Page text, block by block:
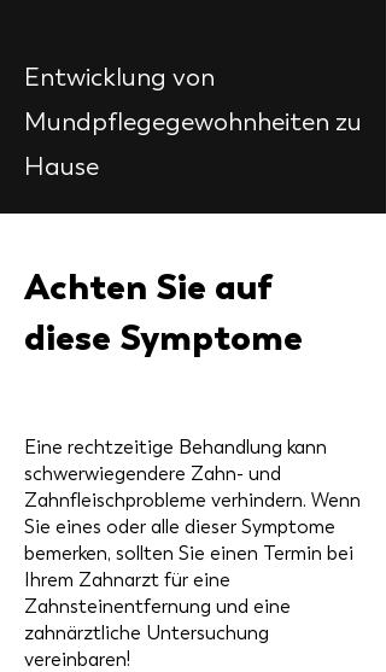
Entwicklung von
Mundpflegegewohnheiten zu
Hause
Achten Sie auf
diese Symptome
Eine rechtzeitige Behandlung kann
schwerwiegendere Zahn- und
Zahnfleischprobleme verhindern. Wenn
Sie eines oder alle dieser Symptome
bemerken, sollten Sie einen Termin bei
Ihrem Zahnarzt für eine
Zahnsteinentfernung und eine
zahnärztliche Untersuchung
vereinbaren!